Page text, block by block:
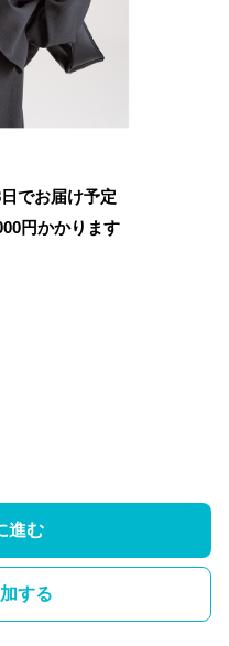
でお届け予定
円かかります
進む
する